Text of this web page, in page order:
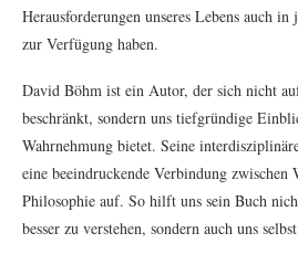
Herausforderungen unseres Lebens auch
zur Verfügung haben.
David Böhm ist ein Autor, der sich nicht
beschränkt, sondern uns tiefgründige
Wahrnehmung bietet. Seine
eine beeindruckende Verbindung zwischen
Philosophie auf. So hilft uns sein Buch
besser zu verstehen, sondern auch uns